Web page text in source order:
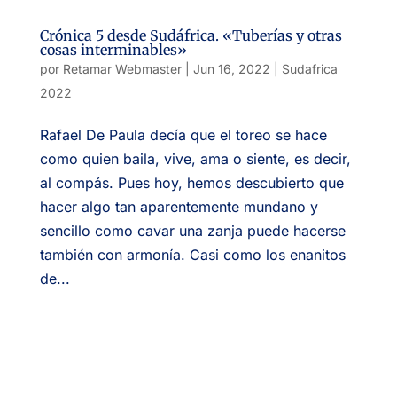
Crónica 5 desde Sudáfrica. «Tuberías y otras
cosas interminables»
por Retamar Webmaster| Jun 16, 2022
Sudafrica
2022
Rafael De Paula decía que el toreo se hace
como quien baila, vive, ama o siente, es decir,
al compás. Pues hoy, hemos descubierto que
hacer algo tan aparentemente mundano y
sencillo como cavar una zanja puede hacerse
también con armonía. Casi como los enanitos
de...